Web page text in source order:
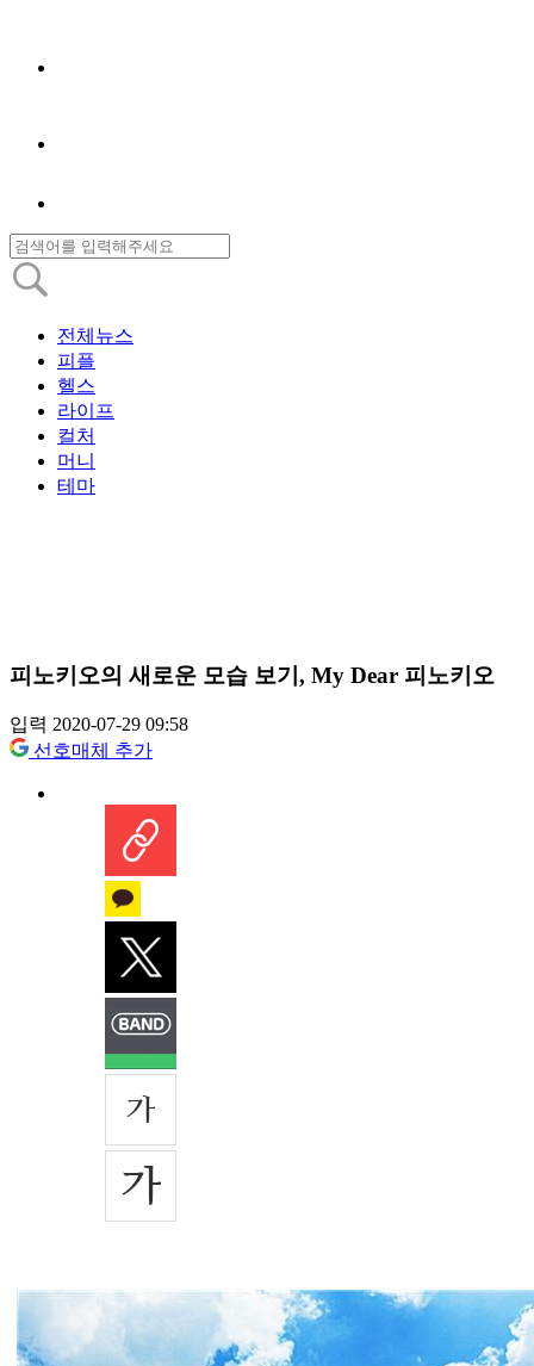
전체뉴스
피플
헬스
라이프
컬처
머니
테마
피노키오의 새로운 모습 보기, My Dear 피노키오
입력 2020-07-29 09:58
선호매체 추가